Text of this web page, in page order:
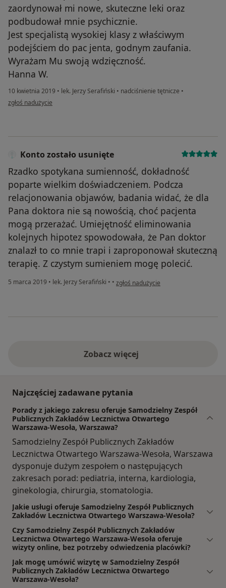
zaordynował mi nowe, skuteczne leki oraz
podbudował mnie psychicznie.
Jest specjalistą wysokiej klasy z właściwym
podejściem do pac jenta, godnym zaufania.
Wyrażam Mu swoją wdzięczność.
Hanna W.
10 kwietnia 2019 • lek. Jerzy Serafiński • nadciśnienie tętnicze •
w opinii użytkownika Konto zostało usunięte
zgłoś nadużycie
Konto zostało usunięte
Rzadko spotykana sumienność, dokładność
poparte wielkim doświadczeniem. Podcza
relacjonowania objawów, badania widać, że dla
Pana doktora nie są nowością, choć pacjenta
mogą przerażać. Umiejętność eliminowania
kolejnych hipotez spowodowała, że Pan doktor
znalazł to co mnie trapi i zaproponował skuteczną
terapię. Z czystym sumieniem mogę polecić.
5 marca 2019 • lek. Jerzy Serafiński • • w opinii użytkownika Konto zostało
zgłoś nadużycie
Zobacz więcej
Najczęściej zadawane pytania
Porady z jakiego zakresu oferuje Samodzielny Zespół
Publicznych Zakładów Lecznictwa Otwartego
Warszawa-Wesoła, Warszawa?
Samodzielny Zespół Publicznych Zakładów
Lecznictwa Otwartego Warszawa-Wesoła, Warszawa
dysponuje dużym zespołem o następujących
zakresach porad: pediatria, interna, kardiologia,
ginekologia, chirurgia, stomatologia.
Jakie usługi oferuje Samodzielny Zespół Publicznych
Zakładów Lecznictwa Otwartego Warszawa-Wesoła?
Czy Samodzielny Zespół Publicznych Zakładów
Lecznictwa Otwartego Warszawa-Wesoła oferuje
wizyty online, bez potrzeby odwiedzenia placówki?
Jak mogę umówić wizytę w Samodzielny Zespół
Publicznych Zakładów Lecznictwa Otwartego
Warszawa-Wesoła?